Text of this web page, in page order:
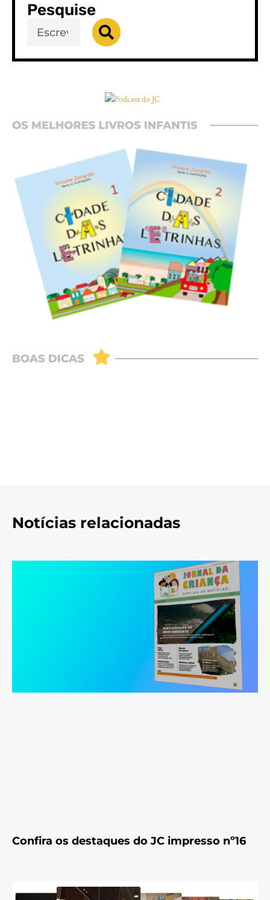
Pesquise
Notícias relacionadas
Confira os destaques do JC impresso nº16